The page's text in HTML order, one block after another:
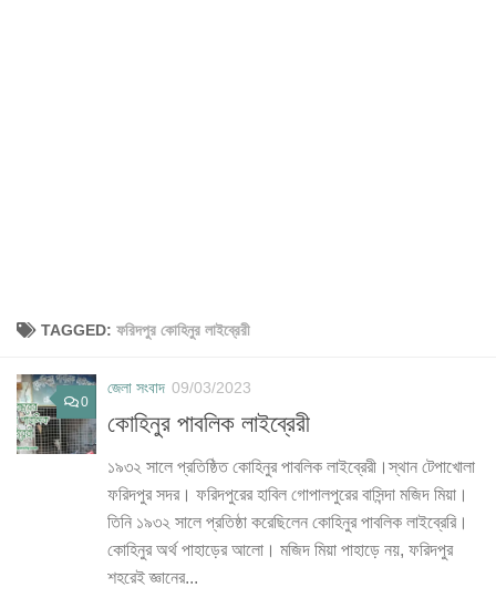
TAGGED: ফরিদপুর কোহিনুর লাইব্রেরী
0
জেলা সংবাদ 09/03/2023
কোহিনুর পাবলিক লাইব্রেরী
১৯৩২ সালে প্রতিষ্ঠিত কোহিনুর পাবলিক লাইব্রেরী।স্থান টেপাখোলা
ফরিদপুর সদর। ফরিদপুরের হাবিল গোপালপুরের বাসিন্দা মজিদ মিয়া।
তিনি ১৯৩২ সালে প্রতিষ্ঠা করেছিলেন কোহিনুর পাবলিক লাইব্রেরি।
কোহিনুর অর্থ পাহাড়ের আলো। মজিদ মিয়া পাহাড়ে নয়, ফরিদপুর
শহরেই জ্ঞানের...